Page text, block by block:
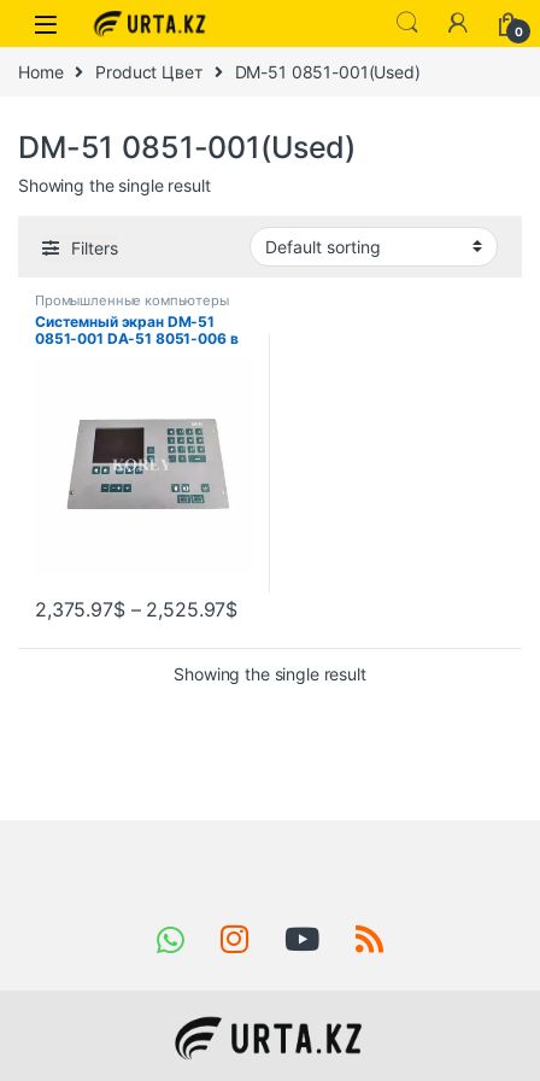
0
Home Product Цвет DM-51 0851-001(Used)
DM-51 0851-001(Used)
Showing the single result
Filters
Промышленные компьютеры
Системный экран DM-51
0851-001 DA-51 8051-006 в
2,375.97$– 2,525.97$
Showing the single result